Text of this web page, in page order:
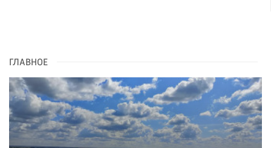
ГЛАВНОЕ